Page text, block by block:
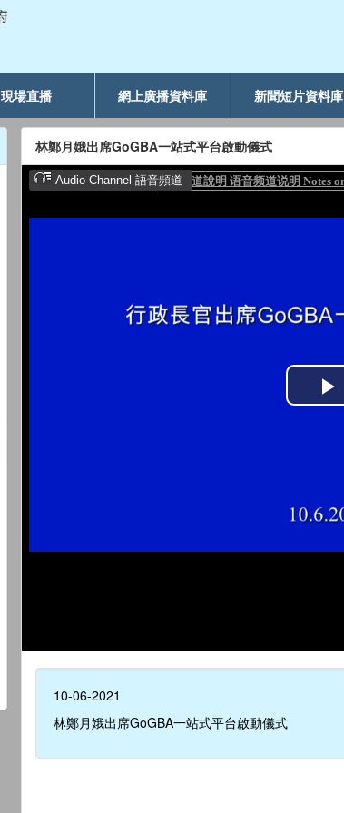
現場直播 網上廣播資料庫 新聞短片資料庫
林鄭月娥出席GoGBA一站式平台啟動儀式
10-06-2021
林鄭月娥出席GoGBA一站式平台啟動儀式